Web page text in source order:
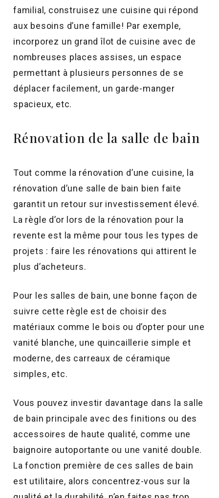
familial, construisez une cuisine qui répond
aux besoins d’une famille! Par exemple,
incorporez un grand îlot de cuisine avec de
nombreuses places assises, un espace
permettant à plusieurs personnes de se
déplacer facilement, un garde-manger
spacieux, etc.
Rénovation de la salle de bain
Tout comme la rénovation d’une cuisine, la
rénovation d’une salle de bain bien faite
garantit un retour sur investissement élevé.
La règle d’or lors de la rénovation pour la
revente est la même pour tous les types de
projets : faire les rénovations qui attirent le
plus d’acheteurs.
Pour les salles de bain, une bonne façon de
suivre cette règle est de choisir des
matériaux comme le bois ou d’opter pour une
vanité blanche, une quincaillerie simple et
moderne, des carreaux de céramique
simples, etc.
Vous pouvez investir davantage dans la salle
de bain principale avec des finitions ou des
accessoires de haute qualité, comme une
baignoire autoportante ou une vanité double.
La fonction première de ces salles de bain
est utilitaire, alors concentrez-vous sur la